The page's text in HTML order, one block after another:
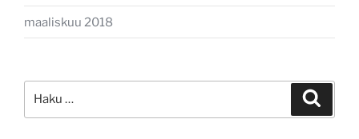
maaliskuu 2018